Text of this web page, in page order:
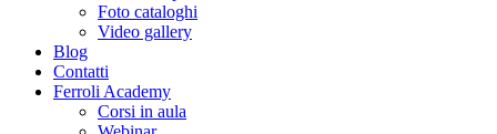
Foto cataloghi
Video gallery
Blog
Contatti
Ferroli Academy
Corsi in aula